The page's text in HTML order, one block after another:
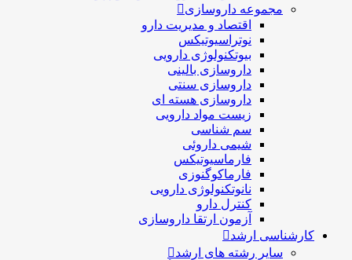
مجموعه داروسازی
اقتصاد و مديريت دارو
نوتراسیوتیکس
بيوتكنولوژی دارویی
داروسازی بالينی
داروسازی سنتی
داروسازی هسته ای
زیست مواد دارویی
سم شناسی
شيمی داروئی
فارماسيوتيكس
فارماكوگنوزی
نانوتکنولوژی دارویی
كنترل دارو
آزمون ارتقا داروسازی
کارشناسی ارشد
سایر رشته های ارشد